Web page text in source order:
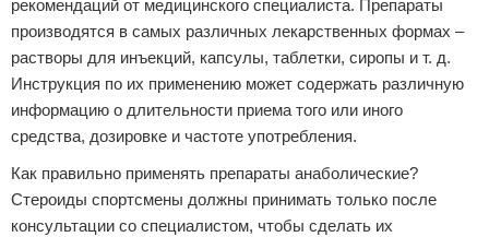
рекомендаций от медицинского специалиста. Препараты
производятся в самых различных лекарственных формах –
растворы для инъекций, капсулы, таблетки, сиропы и т. д.
Инструкция по их применению может содержать различную
информацию о длительности приема того или иного
средства, дозировке и частоте употребления.
Как правильно применять препараты анаболические?
Стероиды спортсмены должны принимать только после
консультации со специалистом, чтобы сделать их